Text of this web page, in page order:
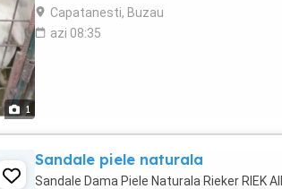
1
Capatanesti, Buzau
azi 08:35
Sandale piele naturala
Sandale Dama Piele Naturala Rieker RIEK